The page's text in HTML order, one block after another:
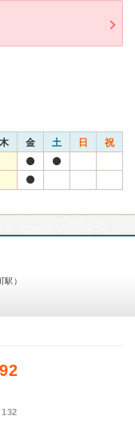
木 金 土 日 祝
）
132